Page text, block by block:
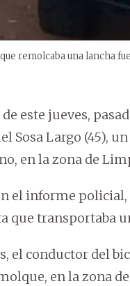
remolcaba una lancha
este jueves,
Sosa Largo (45),
en la zona de
el informe
que transportaba
el conductor del
en la zona